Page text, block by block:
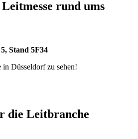
rund ums
Stand 5F34
Düsseldorf zu sehen!
die Leitbranche